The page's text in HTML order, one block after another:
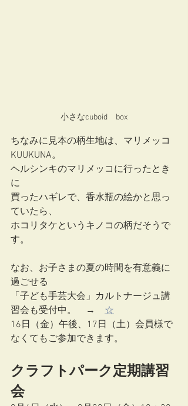
小さなcuboid　box
ちなみに見本の柄生地は、マリメッコ
KUUKUNA。
ヘルシンキのマリメッコに行ったとき
に
買ったハギレで、香水瓶の絵かと思っ
ていたら、
ホコリタケというキノコの柄だそうで
す。
なお、お子さまの夏の時間を有意義に
過ごせる
「子ども手芸大会」カルトナージュ講
習会も受付中。　→ ☆
16日（金）午後、17日（土）会員様で
なくてもご参加できます。
クラフトパーク定期講習
会